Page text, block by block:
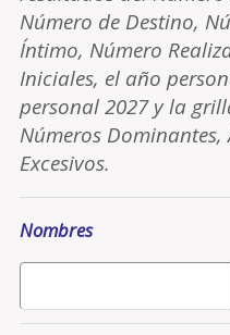
Número de Destino,
Íntimo, Número
Iniciales, el año
personal 2027 y la
Números Dominantes,
Excesivos.
Nombres